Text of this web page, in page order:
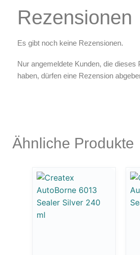
Rezensionen
Es gibt noch keine Rezensionen.
Nur angemeldete Kunden, die dieses
haben, dürfen eine Rezension
Ähnliche Produkte